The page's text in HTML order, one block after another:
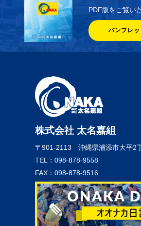
PDF版をご覧い
パンフレ
株式会社 太名嘉組
〒901-2113 沖縄県浦添市大平2
TEL：098-878-9558
FAX：098-878-9516